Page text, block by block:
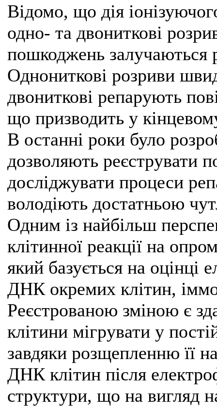
Відомо, що дія
одно- та двониткові
пошкоджень залучаються
Однониткові розриви
двониткові репарують
що призводить у
В останні роки було
дозволяють
досліджувати процеси
володіють достатньою
Одним із найбільш
клітинної реакції на
який базується на оцінці
ДНК окремих клітин,
Реєстрованою зміною є
клітини мігрувати у
завдяки розщепленню її
ДНК клітин після
структури, що на вигляд